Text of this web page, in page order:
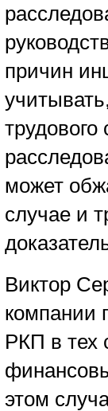
причин
трудового
может
случае и
Виктор
компании
РКП в тех
этом